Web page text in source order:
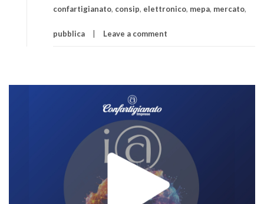
confartigianato, consip, elettronico, mepa, mercato,
pubblica Leave a comment